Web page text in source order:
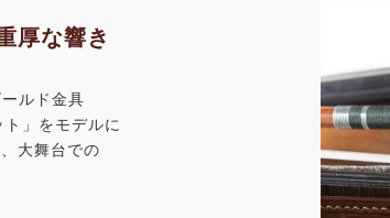
厚な響き
ルド金具
」をモデルに
大舞台での